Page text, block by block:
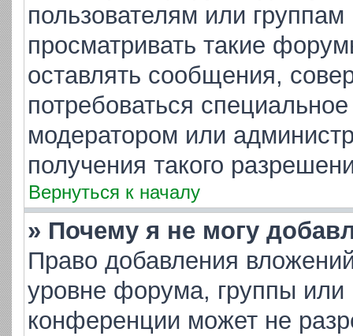
пользователям или
просматривать такие
оставлять сообщения,
потребоваться
модератором или
получения такого
Вернуться к началу
» Почему я не могу
Право добавления
уровне форума, группы или
конференции может не